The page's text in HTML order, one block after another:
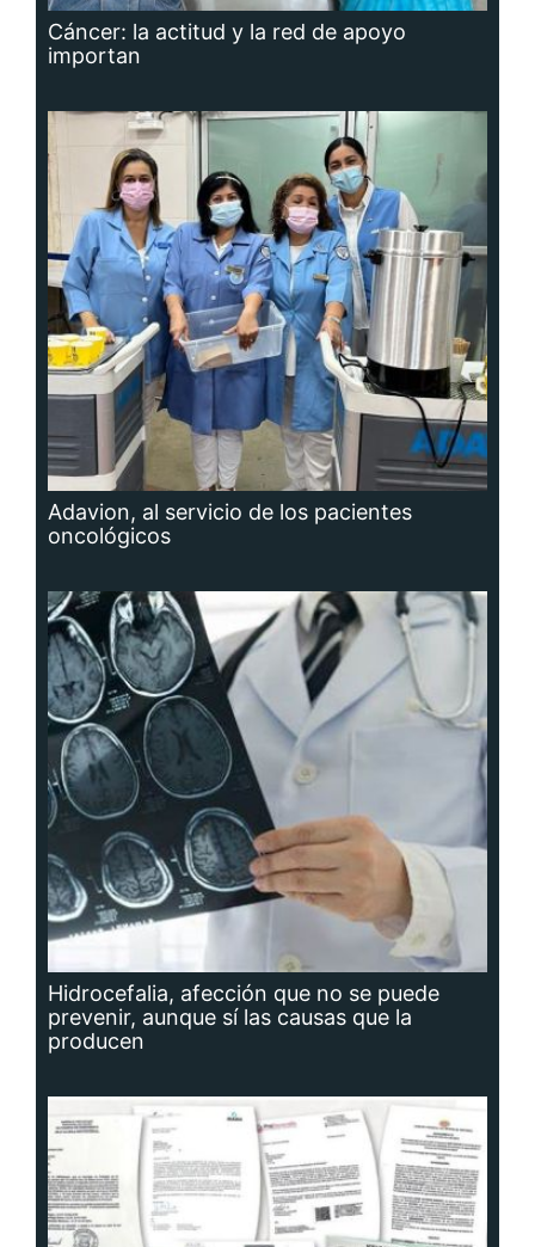
Cáncer: la actitud y la red de apoyo
importan
Adavion, al servicio de los pacientes
oncológicos
Hidrocefalia, afección que no se puede
prevenir, aunque sí las causas que la
producen